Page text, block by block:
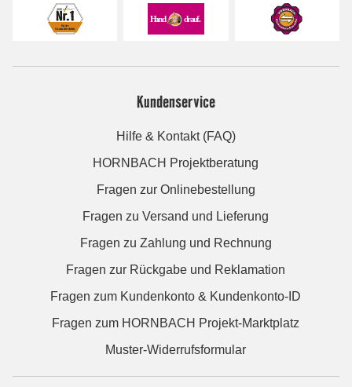
Kundenservice
Hilfe & Kontakt (FAQ)
HORNBACH Projektberatung
Fragen zur Onlinebestellung
Fragen zu Versand und Lieferung
Fragen zu Zahlung und Rechnung
Fragen zur Rückgabe und Reklamation
Fragen zum Kundenkonto & Kundenkonto-ID
Fragen zum HORNBACH Projekt-Marktplatz
Muster-Widerrufsformular